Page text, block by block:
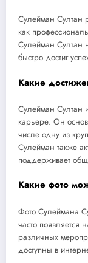
Сулейман Султан
как
Сулейман Султан
быстро достиг
Какие
Сулейман Султан
карьере. Он
числе одну из
Сулейман также
поддерживает
Какие фото
Фото Сулеймана
часто появляется
различных
доступны в